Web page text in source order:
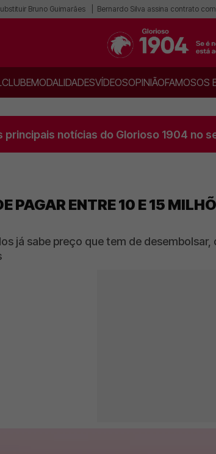
Bruno Guimarães Bernardo Silva assina contrato
CLUBEMODALIDADESVÍDEOSOPINIÃOFAMOSOS
principais notícias do Glorioso 1904 no
PAGAR ENTRE 10 E 15
já sabe preço que tem de